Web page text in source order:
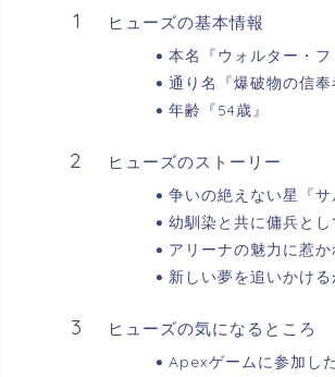
ヒューズの基本情報
本名『ウォルター・
通り名『爆破物の信奉
年齢『54歳』
ヒューズのストーリー
争いの絶えない星『
幼馴染と共に傭兵と
アリーナの魅力に惹
新しい夢を追いかけ
ヒューズの気になるところ
Apexゲームに参加し